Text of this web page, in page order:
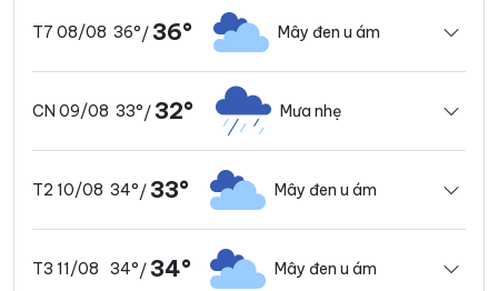
T7 08/08 36°/ 36° Mây đen u ám
CN 09/08 33°/ 32° Mưa nhẹ
T2 10/08 34°/ 33° Mây đen u ám
T3 11/08 34°/ 34° Mây đen u ám